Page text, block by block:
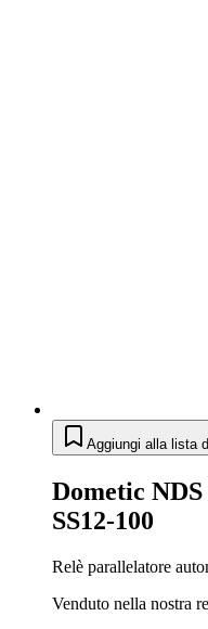
Aggiungi alla lista
Dometic
SS12-100
Relè parallelatore
Venduto nella nostra